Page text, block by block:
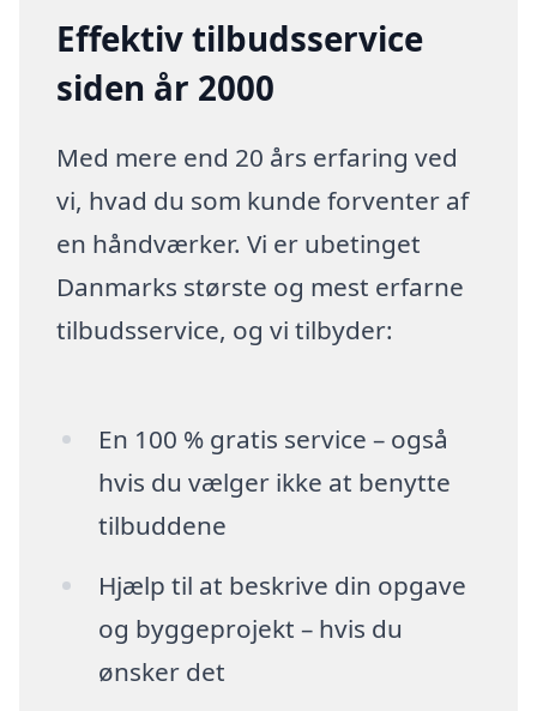
Effektiv tilbudsservice
siden år 2000
Med mere end 20 års erfaring ved
vi, hvad du som kunde forventer af
en håndværker. Vi er ubetinget
Danmarks største og mest erfarne
tilbudsservice, og vi tilbyder:
En 100 % gratis service – også
hvis du vælger ikke at benytte
tilbuddene
Hjælp til at beskrive din opgave
og byggeprojekt – hvis du
ønsker det